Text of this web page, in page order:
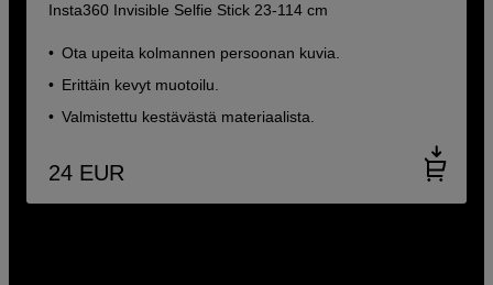
Insta360 Invisible Selfie Stick 23-114 cm
Ota upeita kolmannen persoonan kuvia.
Erittäin kevyt muotoilu.
Valmistettu kestävästä materiaalista.
24 EUR